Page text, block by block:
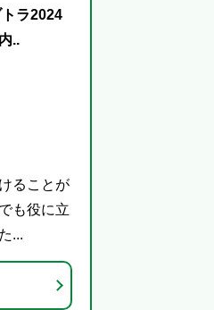
トラ2024
..
ることが
も役に立
...